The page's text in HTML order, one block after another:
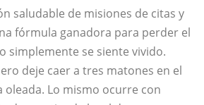
saludable de misiones de citas y
fórmula ganadora para perder el
simplemente se siente vivido.
deje caer a tres matones en el
oleada. Lo mismo ocurre con